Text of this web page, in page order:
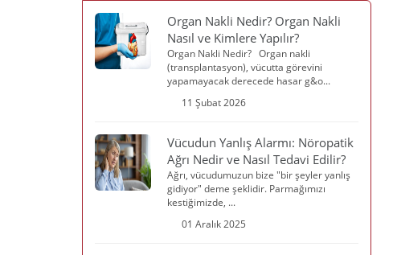
Organ Nakli Nedir? Organ Nakli
Nasıl ve Kimlere Yapılır?
Organ Nakli Nedir? Organ nakli
(transplantasyon), vücutta görevini
yapamayacak derecede hasar g&o...
11 Şubat 2026
Vücudun Yanlış Alarmı: Nöropatik
Ağrı Nedir ve Nasıl Tedavi Edilir?
Ağrı, vücudumuzun bize "bir şeyler yanlış
gidiyor" deme şeklidir. Parmağımızı
kestiğimizde, ...
01 Aralık 2025